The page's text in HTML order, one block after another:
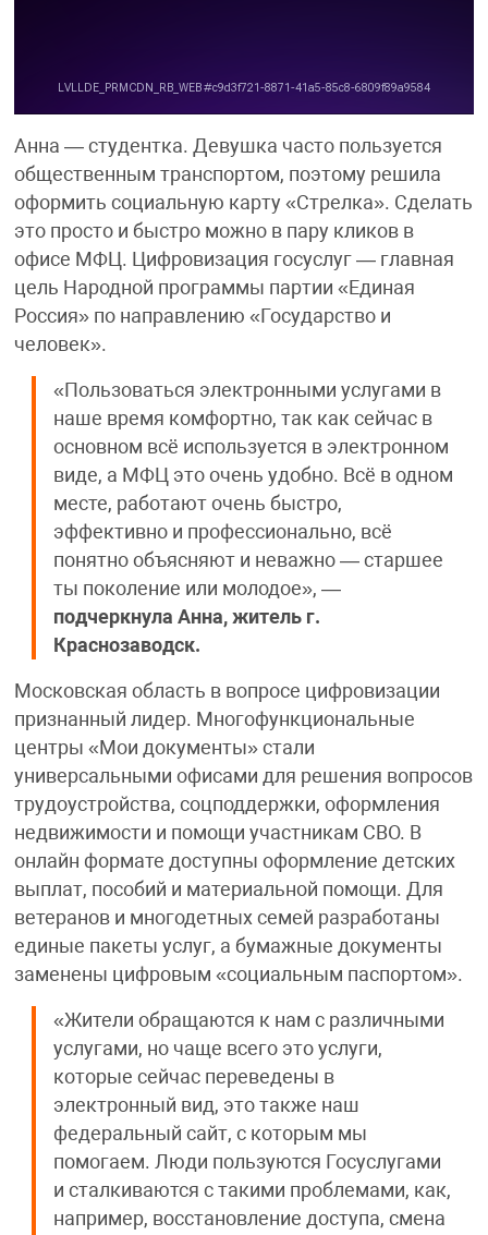
Анна — студентка. Девушка часто пользуется
общественным транспортом, поэтому решила
оформить социальную карту «Стрелка». Сделать
это просто и быстро можно в пару кликов в
офисе МФЦ. Цифровизация госуслуг — главная
цель Народной программы партии «Единая
Россия» по направлению «Государство и
человек».
«Пользоваться электронными услугами в
наше время комфортно, так как сейчас в
основном всё используется в электронном
виде, а МФЦ это очень удобно. Всё в одном
месте, работают очень быстро,
эффективно и профессионально, всё
понятно объясняют и неважно — старшее
ты поколение или молодое», —
подчеркнула Анна, житель г.
Краснозаводск.
Московская область в вопросе цифровизации
признанный лидер. Многофункциональные
центры «Мои документы» стали
универсальными офисами для решения вопросов
трудоустройства, соцподдержки, оформления
недвижимости и помощи участникам СВО. В
онлайн формате доступны оформление детских
выплат, пособий и материальной помощи. Для
ветеранов и многодетных семей разработаны
единые пакеты услуг, а бумажные документы
заменены цифровым «социальным паспортом».
«Жители обращаются к нам с различными
услугами, но чаще всего это услуги,
которые сейчас переведены в
электронный вид, это также наш
федеральный сайт, с которым мы
помогаем. Люди пользуются Госуслугами
и сталкиваются с такими проблемами, как,
например, восстановление доступа, смена